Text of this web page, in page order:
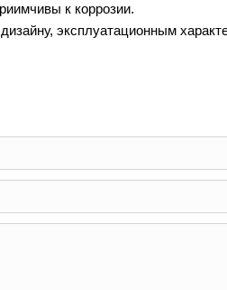
к коррозии.
эксплуатационным